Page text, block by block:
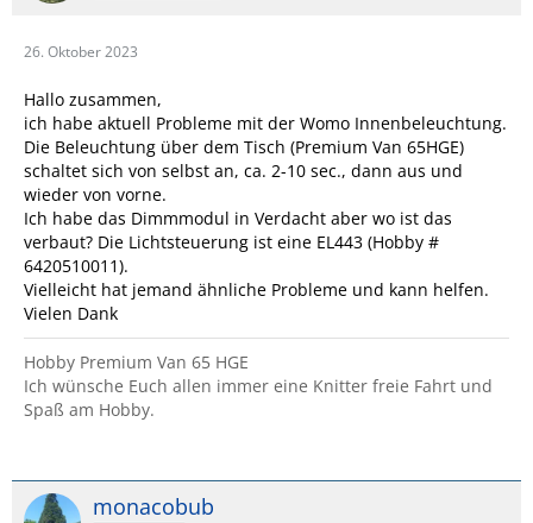
26. Oktober 2023
Hallo zusammen,
ich habe aktuell Probleme mit der Womo Innenbeleuchtung.
Die Beleuchtung über dem Tisch (Premium Van 65HGE)
schaltet sich von selbst an, ca. 2-10 sec., dann aus und
wieder von vorne.
Ich habe das Dimmmodul in Verdacht aber wo ist das
verbaut? Die Lichtsteuerung ist eine EL443 (Hobby #
6420510011).
Vielleicht hat jemand ähnliche Probleme und kann helfen.
Vielen Dank
Hobby Premium Van 65 HGE
Ich wünsche Euch allen immer eine Knitter freie Fahrt und
Spaß am Hobby.
monacobub